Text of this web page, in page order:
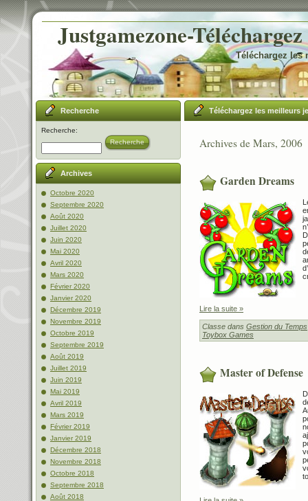
Justgamezone-
Téléchargez les
Recherche
Recherche:
Recherche
Archives
Octobre 2020
Septembre 2020
Août 2020
Juillet 2020
Juin 2020
Mai 2020
Avril 2020
Mars 2020
Février 2020
Janvier 2020
Décembre 2019
Novembre 2019
Octobre 2019
Septembre 2019
Août 2019
Juillet 2019
Juin 2019
Mai 2019
Avril 2019
Mars 2019
Février 2019
Janvier 2019
Décembre 2018
Novembre 2018
Octobre 2018
Septembre 2018
Août 2018
Téléchargez les meilleurs
Archives de Mars, 2006
Garden Dreams
Lire la suite »
Classe dans Gestion du Temps
Toybox Games
Master of Defense